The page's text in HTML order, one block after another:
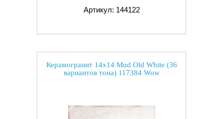
Артикул: 144122
Керамогранит 14x14 Mud Old White (36
вариантов тона) 117384 Wow